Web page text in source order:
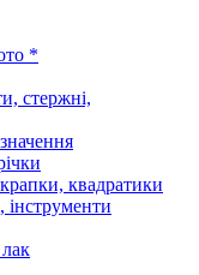
*
стержні,
квадратики
інструменти